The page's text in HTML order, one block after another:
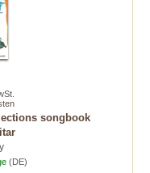
songbook
(DE)